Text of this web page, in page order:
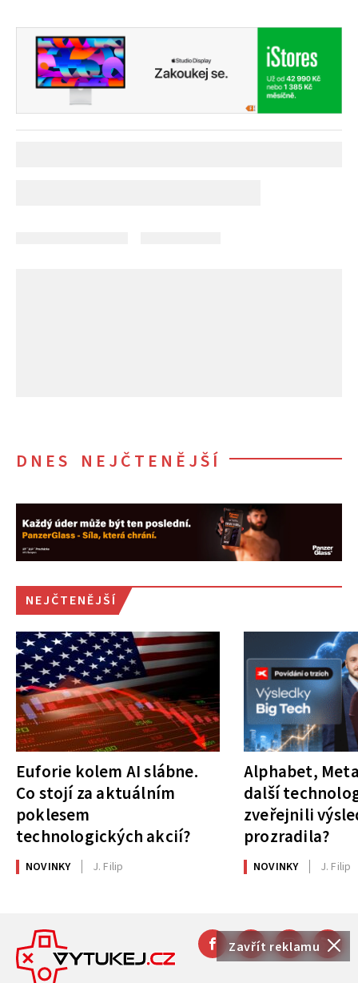
Zavřít reklamu
DNES NEJČTENĚJŠÍ
NEJČTENĚJŠÍ
Euforie kolem AI slábne.
Co stojí za aktuálním
poklesem
technologických akcií?
NOVINKY J. Filip
Alphabet,
další
zveřejnili
prozradila?
NOVINKY J. Filip